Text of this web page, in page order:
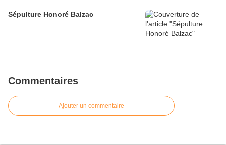
Sépulture Honoré Balzac
Commentaires
Ajouter un commentaire